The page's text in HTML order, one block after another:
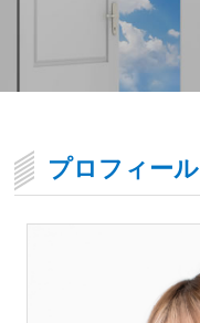
プロフィール